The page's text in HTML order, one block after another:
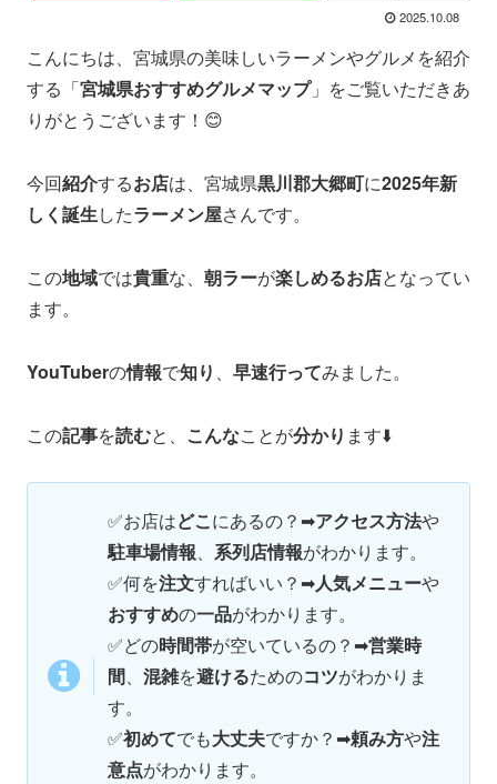
2025.10.08
こんにちは、宮城県の美味しいラーメンやグルメを紹介
する「宮城県おすすめグルメマップ」をご覧いただきあ
りがとうございます！😊
今回紹介するお店は、宮城県黒川郡大郷町に2025年新
しく誕生したラーメン屋さんです。
この地域では貴重な、 朝ラーが楽しめるお店となってい
ます。
YouTuberの情報で知り 、 早速行ってみました。
この記事を読むと、 こんなことが分かり ます⬇️
✅お店はどこにあるの？➡アクセス方法や
駐車場情報、 系列店情報がわかります。
✅何を注文すればいい？➡人気メニューや
おすすめの一品がわかります。
✅どの時間帯が空いているの？➡営業時
間、 混雑を避けるためのコツがわかりま
す。
✅初めてでも大丈夫ですか？➡頼み方や注
意点がわかります。